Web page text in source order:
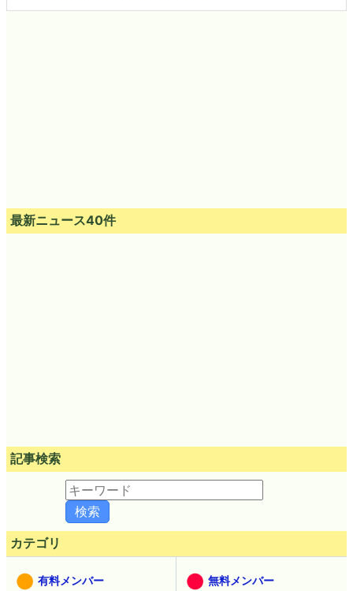
最新ニュース40件
記事検索
カテゴリ
有料メンバー 無料メンバー